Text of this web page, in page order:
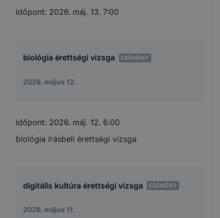
Időpont: 2026. máj. 13. 7:00
biológia érettségi vizsga ESEMÉNY
2026. május 12.
Időpont: 2026. máj. 12. 6:00
biológia írásbeli érettségi vizsga
digitális kultúra érettségi vizsga ESEMÉNY
2026. május 11.